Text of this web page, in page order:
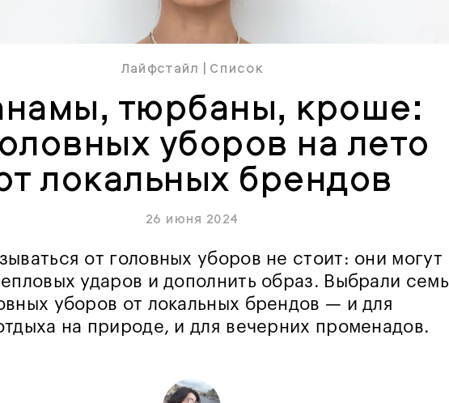
Лайфстайл Список
тюрбаны, кроше:
уборов на лето
локальных брендов
26 июня 2024
от головных уборов не стоит: они могут
ударов и дополнить образ. Выбрали семь
уборов от локальных брендов — и для
на природе, и для вечерних променадов.